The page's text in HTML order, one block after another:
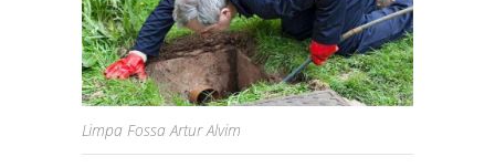
Limpa Fossa Artur Alvim